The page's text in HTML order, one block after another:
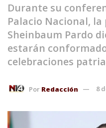
Durante su
Palacio Nacional,
Sheinbaum Pardo
estarán
celebraciones
Por Redacción 8